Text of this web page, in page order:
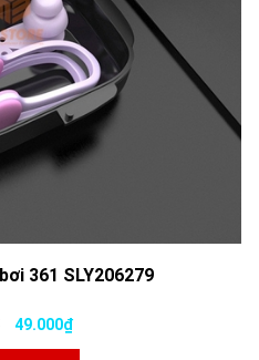
361 SLY206279
49.000₫